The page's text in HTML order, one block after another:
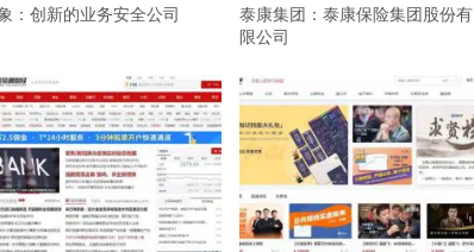
：创新的业务安全公司
泰康集团：泰康保险集团股份有
限公司